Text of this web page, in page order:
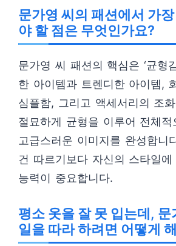
문가영 씨의 패션에서 가
야 할 점은 무엇인가요?
문가영 씨 패션의 핵심은 ‘균형
한 아이템과 트렌디한 아이템,
심플함, 그리고 액세서리의 조
절묘하게 균형을 이루어 전체적
고급스러운 이미지를 완성합니
건 따르기보다 자신의 스타일
능력이 중요합니다.
평소 옷을 잘 못 입는데, 문
일을 따라 하려면 어떻게